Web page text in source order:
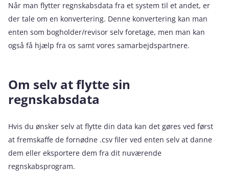
Når man flytter regnskabsdata fra et system til et andet, er
der tale om en konvertering. Denne konvertering kan man
enten som bogholder/revisor selv foretage, men man kan
også få hjælp fra os samt vores samarbejdspartnere.
Om selv at flytte sin
regnskabsdata
Hvis du ønsker selv at flytte din data kan det gøres ved først
at fremskaffe de fornødne .csv filer ved enten selv at danne
dem eller eksportere dem fra dit nuværende
regnskabsprogram.